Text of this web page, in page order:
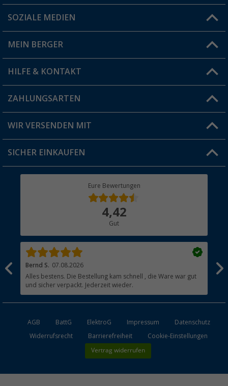
Du hast eine Frage?
Filiale finden
SOZIALE MEDIEN
MEIN BERGER
Vorteilskarte
Blog
Jobs & Karriere
HILFE & KONTAKT
FAQ & Kontakt
Versandinformationen
Rücksendung
ZAHLUNGSARTEN
WIR VERSENDEN MIT
SICHER EINKAUFEN
Eure Bewertungen
4,42
Gut
Bernd S. 07.08.2026
Alles bestens. Die Bestellung kam schnell , die Ware war gut
und sicher verpackt. Jederzeit wieder.
AGB BattG ElektroG Impressum
Datenschutz
Widerrufsrecht
Barrierefreiheit Cookie-Einstellungen
Vertrag widerrufen